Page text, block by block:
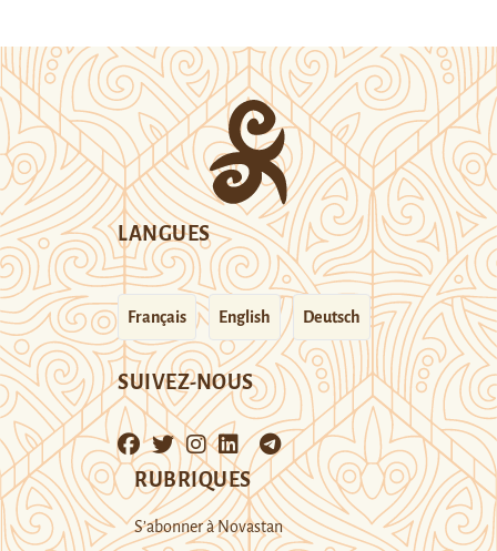
LANGUES
Français English Deutsch
SUIVEZ-NOUS
RUBRIQUES
S’abonner à Novastan